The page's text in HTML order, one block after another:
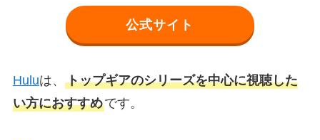
公式サイト
Huluは、 トップギアのシリーズを中心に視聴した
い方におすすめです。